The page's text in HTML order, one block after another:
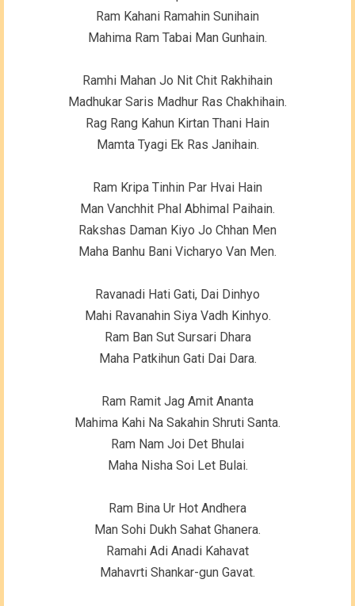
Ram Kahani Ramahin Sunihain
Mahima Ram Tabai Man Gunhain.
Ramhi Mahan Jo Nit Chit Rakhihain
Madhukar Saris Madhur Ras Chakhihain.
Rag Rang Kahun Kirtan Thani Hain
Mamta Tyagi Ek Ras Janihain.
Ram Kripa Tinhin Par Hvai Hain
Man Vanchhit Phal Abhimal Paihain.
Rakshas Daman Kiyo Jo Chhan Men
Maha Banhu Bani Vicharyo Van Men.
Ravanadi Hati Gati, Dai Dinhyo
Mahi Ravanahin Siya Vadh Kinhyo.
Ram Ban Sut Sursari Dhara
Maha Patkihun Gati Dai Dara.
Ram Ramit Jag Amit Ananta
Mahima Kahi Na Sakahin Shruti Santa.
Ram Nam Joi Det Bhulai
Maha Nisha Soi Let Bulai.
Ram Bina Ur Hot Andhera
Man Sohi Dukh Sahat Ghanera.
Ramahi Adi Anadi Kahavat
Mahavrti Shankar-gun Gavat.